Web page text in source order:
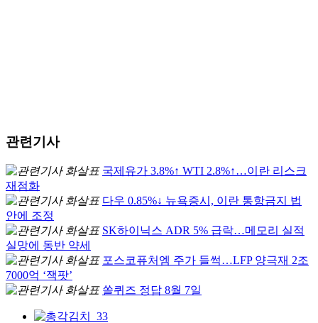
관련기사
국제유가 3.8%↑ WTI 2.8%↑…이란 리스크
재점화
다우 0.85%↓ 뉴욕증시, 이란 통항금지 법
안에 조정
SK하이닉스 ADR 5% 급락…메모리 실적
실망에 동반 약세
포스코퓨처엠 주가 들썩…LFP 양극재 2조
7000억 ‘잭팟’
쏠퀴즈 정답 8월 7일